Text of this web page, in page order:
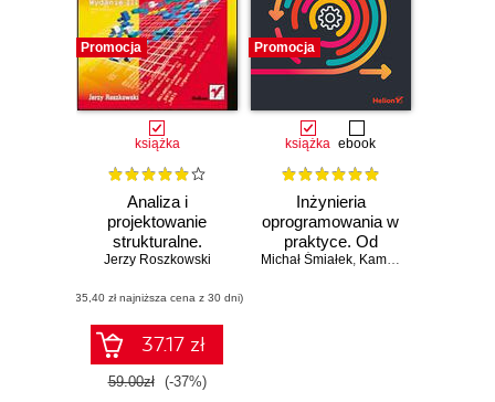
Promocja
książka
Analiza i
projektowanie
strukturalne.
Wydanie III
Jerzy Roszkowski
(35,40 zł najniższa cena z 30 dni)
37.17 zł
59.00zł (-37%)
Promocja
książka ebook
Inżynieria
oprogramowania w
praktyce. Od
wymagań do kodu
Michał Śmiałek, Kamil Rybiński